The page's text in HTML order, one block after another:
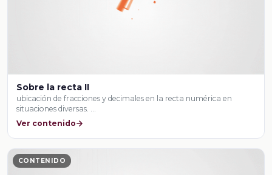
Sobre la recta II
ubicación de fracciones y decimales en la recta numérica en
situaciones diversas. …
Ver contenido
CONTENIDO